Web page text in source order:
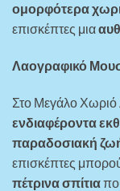
ομορφότερα
επισκέπτες μια
Λαογραφικό
Στο Μεγάλο Χωριό
ενδιαφέροντα
παραδοσιακή
επισκέπτες
πέτρινα σπίτια